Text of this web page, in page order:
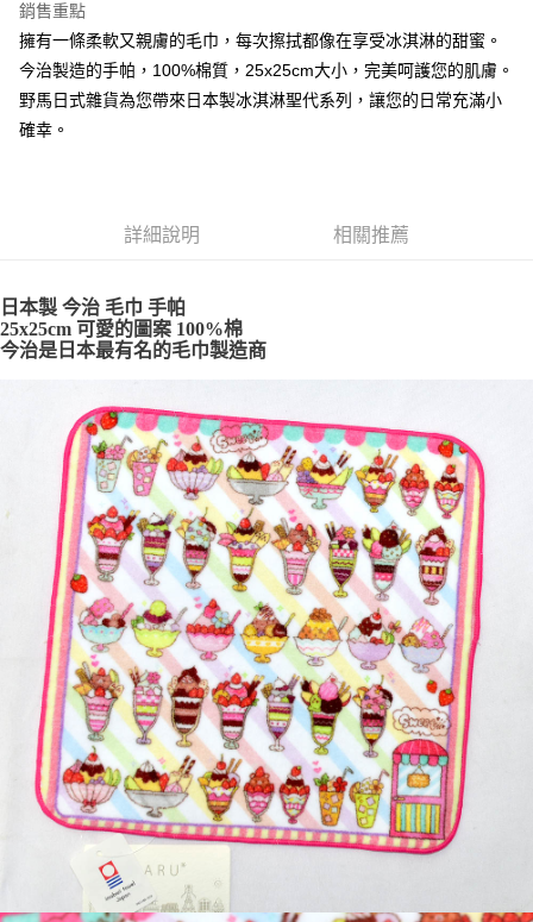
匯豐（台灣）商業銀行
聯邦商業銀行
遠東國際商業銀行
元大商業銀行
永豐商業銀行
台新國際商業銀行
中國信託商業銀行
台灣樂天信用卡公司
街口支付
悠遊付
Google Pay
付款後全家取貨
每筆NT$65，滿NT$999(含以上)免運費
7-11取貨付款
每筆NT$65，滿NT$999(含以上)免運費
付款後7-11取貨
每筆NT$65，滿NT$999(含以上)免運費
每筆NT$100，滿NT$999(含以上)免運費
銷售重點
擁有一條柔軟又親膚的毛巾，每次擦拭都像在享受冰淇淋的甜蜜。
今治製造的手帕，100%棉質，25x25cm大小，完美呵護您的肌膚。
野馬日式雜貨為您帶來日本製冰淇淋聖代系列，讓您的日常充滿小
確幸。
詳細說明 相關推薦
日本製 今治 毛巾 手帕
25x25cm 可愛的圖案 100%棉
今治是日本最有名的毛巾製造商